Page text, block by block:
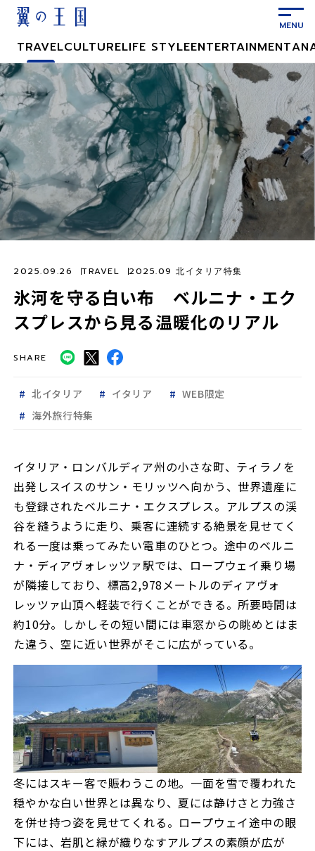
ン
テ
ン
ツ
に
ス
キ
ッ
プ
TRAVELCULTURELIFE STYLEENTERTAINMENT
氷河を守る白い布 ベルニナ・エク
スプレスから見る温暖化のリアル
2025.09.26 TRAVEL 2025.09 北イタリア特集
SHARE
北イタリア イタリア
WEB限定
海外旅行特集
イタリア・ロンバルディア州の小さな町、ティラノを
出発しスイスのサン・モリッツへ向かう、世界遺産に
も登録されたベルニナ・エクスプレス。アルプスの渓
谷を縫うように走り、乗客に連続する絶景を見せてく
れる一度は乗ってみたい電車のひとつ。途中のベルニ
ナ・ディアヴォレッツァ駅では、ロープウェイ乗り場
が隣接しており、標高2,978メートルのディアヴォ
レッツァ山頂へ軽装で行くことができる。所要時間は
約10分。しかしその短い間には車窓からの眺めとはま
た違う、空に近い世界がそこに広がっている。
冬にはスキー客で賑わうこの地。一面を雪で覆われた
穏やかな白い世界とは異なり、夏には静けさと力強さ
を併せ持つ姿を見せてくれる。ロープウェイ途中の眼
下には、岩肌と緑が織りなすアルプスの素顔が広が